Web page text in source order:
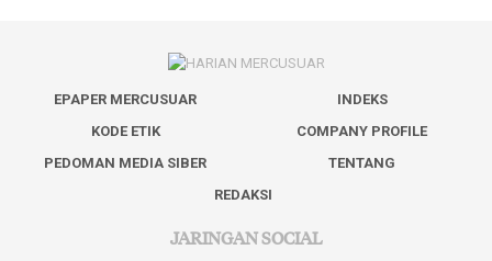
EPAPER MERCUSUAR
INDEKS
KODE ETIK
COMPANY PROFILE
PEDOMAN MEDIA SIBER
TENTANG
REDAKSI
JARINGAN SOCIAL